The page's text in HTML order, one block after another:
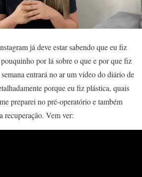
já deve estar sabendo que eu fiz
por lá sobre o que e por que fiz
entrará no ar um vídeo do diário de
porque eu fiz plástica, quais
preparei no pré-operatório e também
recuperação. Vem ver: